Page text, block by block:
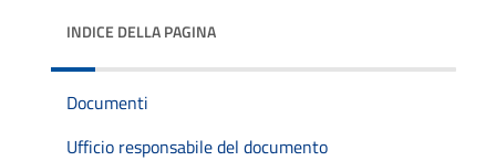
INDICE DELLA PAGINA
Documenti
Ufficio responsabile del documento